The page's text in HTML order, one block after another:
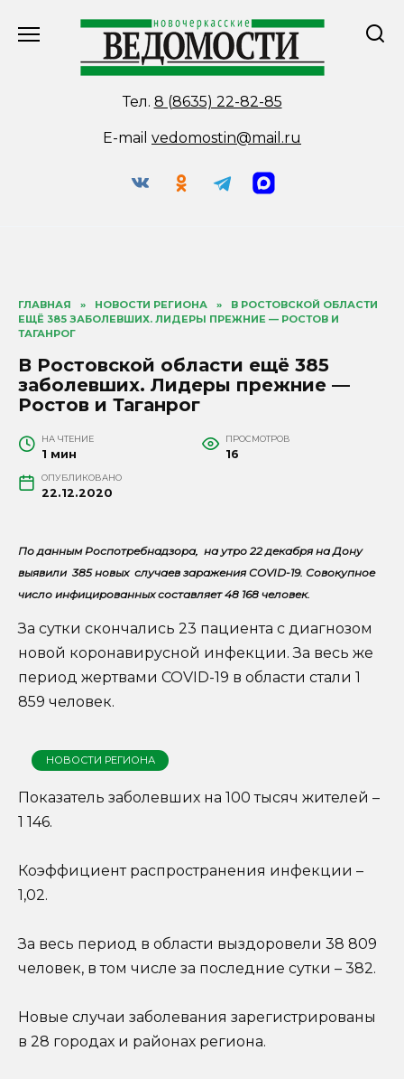
Тел. 8 (8635) 22-82-85
E-mail vedomostin@mail.ru
ГЛАВНАЯ » НОВОСТИ РЕГИОНА »
В РОСТОВСКОЙ ОБЛАСТИ
ЕЩЁ 385 ЗАБОЛЕВШИХ. ЛИДЕРЫ ПРЕЖНИЕ — РОСТОВ И
ТАГАНРОГ
В Ростовской области ещё 385
заболевших. Лидеры прежние —
Ростов и Таганрог
НА ЧТЕНИЕ
1 мин
ПРОСМОТРОВ
16
ОПУБЛИКОВАНО
22.12.2020
По данным Роспотребнадзора, на утро 22 декабря на Дону
выявили 385 новых случаев заражения COVID-19. Совокупное
число инфицированных составляет 48 168 человек.
За сутки скончались 23 пациента с диагнозом
новой коронавирусной инфекции. За весь же
период жертвами COVID-19 в области стали 1
859 человек.
НОВОСТИ РЕГИОНА
Показатель заболевших на 100 тысяч жителей –
1 146.
Коэффициент распространения инфекции –
1,02.
За весь период в области выздоровели 38 809
человек, в том числе за последние сутки – 382.
Новые случаи заболевания зарегистрированы
в 28 городах и районах региона.